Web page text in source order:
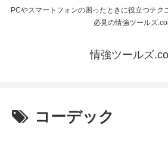
PCやスマートフォンの困ったときに役立つテク
必見の情強ツールズ
情強ツールズ
コーデック